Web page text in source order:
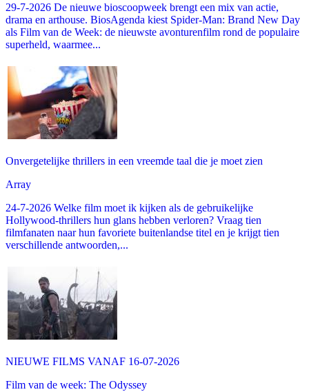
29-7-2026 De nieuwe bioscoopweek brengt een mix van actie,
drama en arthouse. BiosAgenda kiest Spider-Man: Brand New Day
als Film van de Week: de nieuwste avonturenfilm rond de populaire
superheld, waarmee...
Onvergetelijke thrillers in een vreemde taal die je moet zien
Array
24-7-2026 Welke film moet ik kijken als de gebruikelijke
Hollywood-thrillers hun glans hebben verloren? Vraag tien
filmfanaten naar hun favoriete buitenlandse titel en je krijgt tien
verschillende antwoorden,...
NIEUWE FILMS VANAF 16-07-2026
Film van de week: The Odyssey